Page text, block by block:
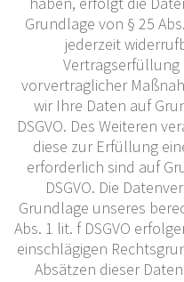
Grundlage von § 25
jederzeit
vorvertraglicher
wir Ihre Daten auf
DSGVO. Des Weiteren
diese zur Erfüllung
erforderlich sind auf
DSGVO. Die
Grundlage unseres
Abs. 1 lit. f DSGVO
einschlägigen
Absätzen dieser